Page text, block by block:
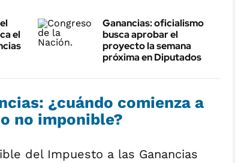
el
Ganancias: oficialismo
busca aprobar el
proyecto la semana
próxima en Diputados
¿cuándo comienza a
no imponible?
del Impuesto a las Ganancias